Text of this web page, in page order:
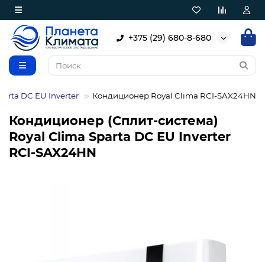
+375 (29) 680-8-680
DC EU Inverter Кондиционер Royal Clima RCI-SAX24HN
Кондиционер (Сплит-система)
Royal Clima Sparta DC EU Inverter
RCI-SAX24HN